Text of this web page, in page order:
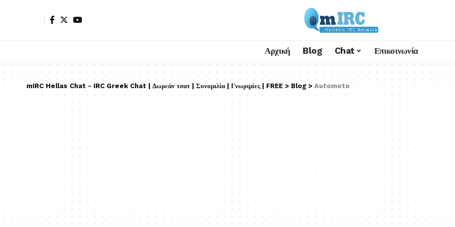
Αρχική Blog Chat Επικοινωνία
mIRC Hellas Chat - IRC Greek Chat | Δωρεάν τσατ | Συνομιλία | Γνωριμίες | FREE > Blog > Automoto